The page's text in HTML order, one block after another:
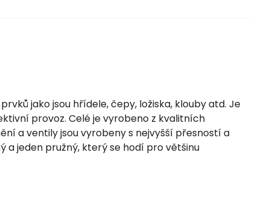
jako jsou hřídele, čepy, ložiska, klouby atd. Je
provoz. Celé je vyrobeno z kvalitních
a ventily jsou vyrobeny s nejvyšší přesností a
a jeden pružný, který se hodí pro většinu